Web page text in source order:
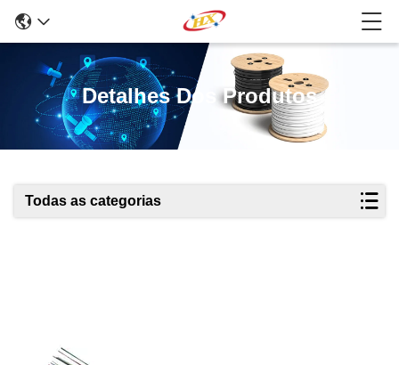
Detalhes Dos Produtos
Todas as categorias